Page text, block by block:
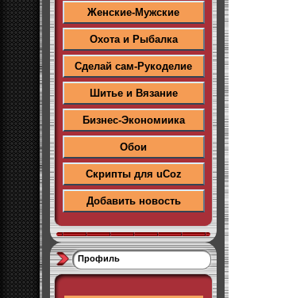
Женские-Мужские
Охота и Рыбалка
Сделай сам-Рукоделие
Шитье и Вязание
Бизнес-Экономиика
Обои
Скрипты для uCoz
Добавить новость
Профиль